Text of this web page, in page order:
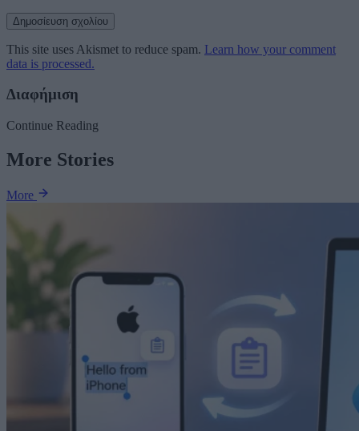
This site uses Akismet to reduce spam. Learn how your comment
data is processed.
Διαφήμιση
Continue Reading
More Stories
More